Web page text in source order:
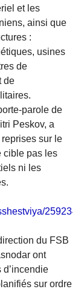
et les
ainsi que
:
usines
de
de
parole de
Peskov, a
sur le
cible pas les
ni les
25923497
du FSB
ont
sur ordre